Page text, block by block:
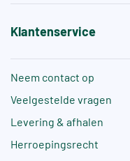
Klantenservice
Neem contact op
Veelgestelde vragen
Levering & afhalen
Herroepingsrecht